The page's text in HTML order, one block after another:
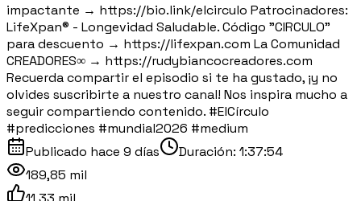
impactante → https://bio.link/elcirculo Patrocinadores:
LifeXpan® - Longevidad Saludable. Código "CIRCULO"
para descuento → https://lifexpan.com La Comunidad
CREADORES∞ → https://rudybiancocreadores.com
Recuerda compartir el episodio si te ha gustado, ¡y no
olvides suscribirte a nuestro canal! Nos inspira mucho a
seguir compartiendo contenido. #ElCírculo
#predicciones #mundial2026 #medium
Publicado hace 9 días Duración: 1:37:54
189,85 mil